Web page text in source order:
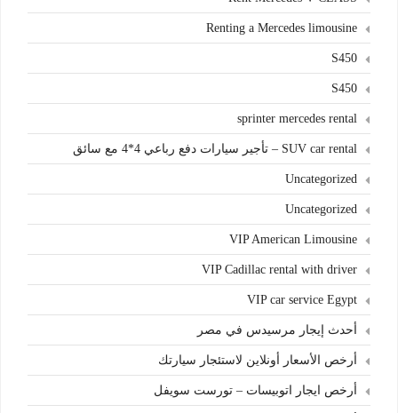
Renting a Mercedes limousine
S450
S450
sprinter mercedes rental
SUV car rental – تأجير سيارات دفع رباعي 4*4 مع سائق
Uncategorized
Uncategorized
VIP American Limousine
VIP Cadillac rental with driver
VIP car service Egypt
أحدث إيجار مرسيدس في مصر
أرخص الأسعار أونلاين لاستئجار سيارتك
أرخص ايجار اتوبيسات – تورست سويفل